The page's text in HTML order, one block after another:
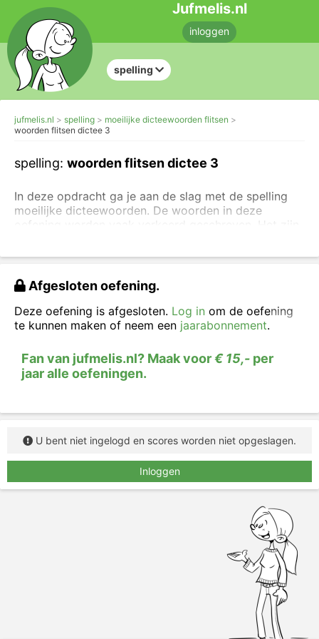
Jufmelis.nl
inloggen
spelling
jufmelis.nl spelling
moeilijke dicteewoorden flitsen
woorden flitsen dictee 3
spelling: woorden flitsen dictee 3
In deze opdracht ga je aan de slag met de spelling
moeilijke dicteewoorden. De woorden in deze
oefening worden vaak verkeerd geschreven. Het zijn
ze inprentwoorden of weetwoorden. Veel van deze
het Frans. Je leert deze woorden vooral door ze
vaak te zien en te schrijven.
Lees het woord, zeg het woord hardop (als dat kan)
en typ het woord in het vakje.
Afgesloten oefening.
Deze oefening is afgesloten. Log in om de oefening
te kunnen maken of neem een jaarabonnement.
Fan van jufmelis.nl? Maak voor€ 15,- per
jaar alle oefeningen.
U bent niet ingelogd en scores worden niet opgeslagen.
Inloggen